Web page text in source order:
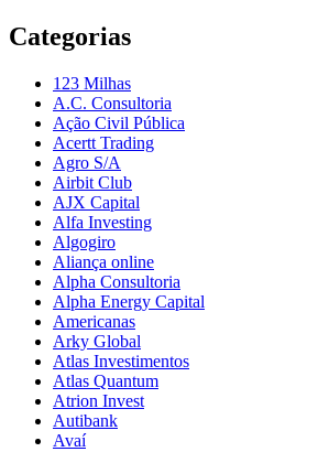
Categorias
123 Milhas
A.C. Consultoria
Ação Civil Pública
Acertt Trading
Agro S/A
Airbit Club
AJX Capital
Alfa Investing
Algogiro
Aliança online
Alpha Consultoria
Alpha Energy Capital
Americanas
Arky Global
Atlas Investimentos
Atlas Quantum
Atrion Invest
Autibank
Avaí